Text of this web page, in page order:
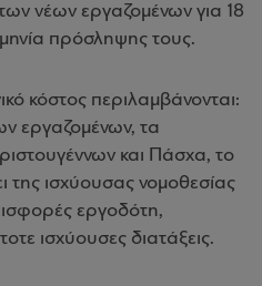
νέων εργαζομένων για 18
πρόσληψης τους.
κόστος περιλαμβάνονται:
εργαζομένων, τα
και Πάσχα, το
της ισχύουσας νομοθεσίας
εργοδότη,
ισχύουσες διατάξεις.